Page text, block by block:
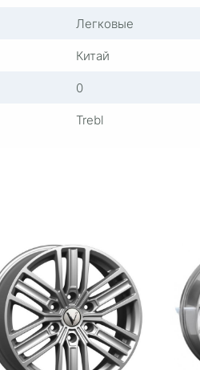
Легковые
Китай
0
Trebl